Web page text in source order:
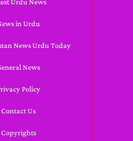
in Urdu
News Urdu Today
News
Policy
Contact Us
Copyrights